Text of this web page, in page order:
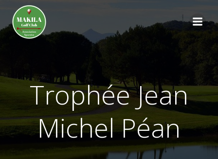
contenu
Trophée Jean
Michel Péan